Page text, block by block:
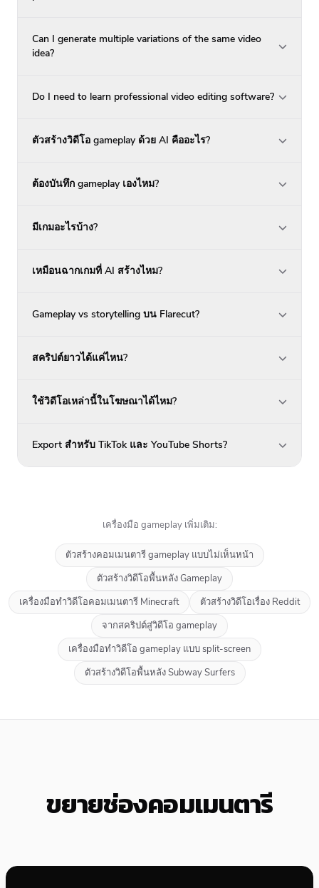
Can I generate multiple variations of the same video
idea?
Do I need to learn professional video editing software?
ตัวสร้างวิดีโอ gameplay ด้วย AI คืออะไร?
ต้องบันทึก gameplay เองไหม?
มีเกมอะไรบ้าง?
เหมือนฉากเกมที่ AI สร้างไหม?
Gameplay vs storytelling บน Flarecut?
สคริปต์ยาวได้แค่ไหน?
ใช้วิดีโอเหล่านี้ในโฆษณาได้ไหม?
Export สำหรับ TikTok และ YouTube Shorts?
เครื่องมือ gameplay เพิ่มเติม:
ตัวสร้างคอมเมนตารี gameplay แบบไม่เห็นหน้า
ตัวสร้างวิดีโอพื้นหลัง Gameplay
เครื่องมือทำวิดีโอคอมเมนตารี Minecraft
ตัวสร้างวิดีโอเรื่อง Reddit
จากสคริปต์สู่วิดีโอ gameplay
เครื่องมือทำวิดีโอ gameplay แบบ split-screen
ตัวสร้างวิดีโอพื้นหลัง Subway Surfers
ขยายช่องคอมเมนตารี